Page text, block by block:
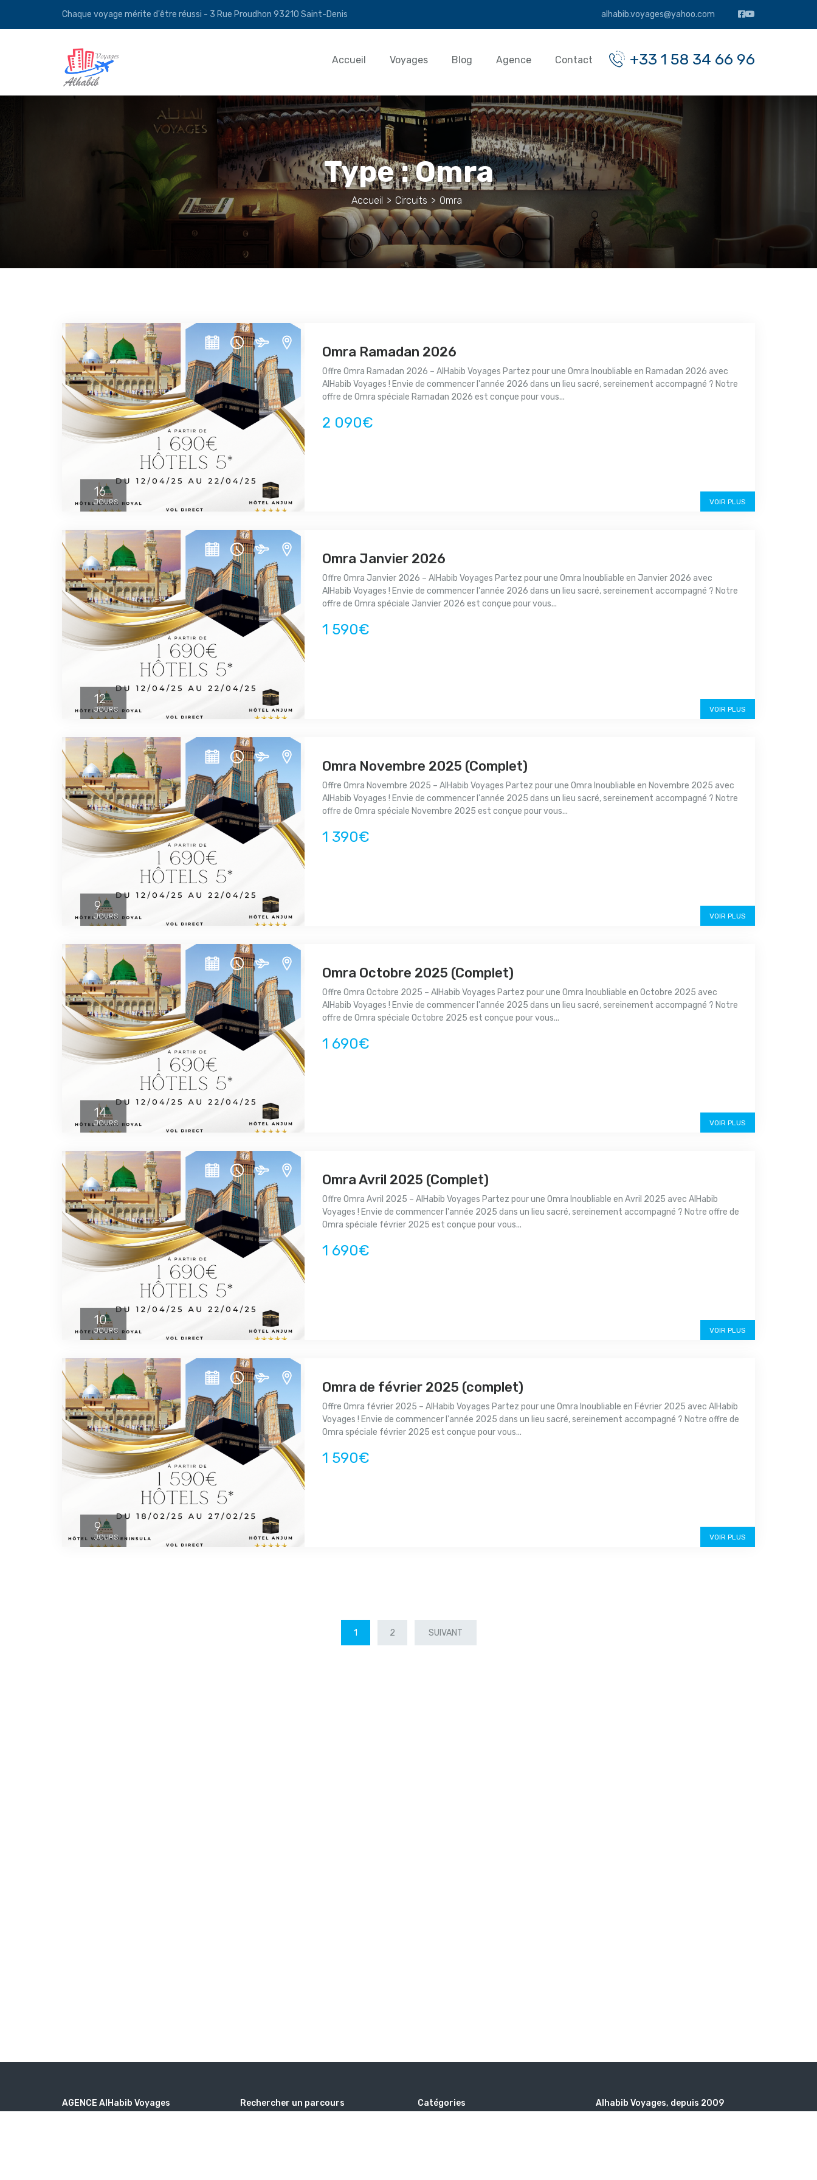
Chaque voyage mérite d'être réussi - 3 Rue Proudhon 93210 Saint-Denis alhabib.voyages@yahoo.com
+33 1 58 34 66 96
Accueil Voyages Blog Agence Contact
Type :Omra
Accueil > Circuits > Omra
16
JOURS
Omra Ramadan 2026
Offre Omra Ramadan 2026 – AlHabib Voyages Partez pour une Omra Inoubliable en Ramadan 2026 avec
AlHabib Voyages ! Envie de commencer l'année 2026 dans un lieu sacré, sereinement accompagné ? Notre
offre de Omra spéciale Ramadan 2026 est conçue pour vous...
2 090€
VOIR PLUS
12
JOURS
Omra Janvier 2026
Offre Omra Janvier 2026 – AlHabib Voyages Partez pour une Omra Inoubliable en Janvier 2026 avec
AlHabib Voyages ! Envie de commencer l'année 2026 dans un lieu sacré, sereinement accompagné ? Notre
offre de Omra spéciale Janvier 2026 est conçue pour vous...
1 590€
VOIR PLUS
9
JOURS
Omra Novembre 2025 (Complet)
Offre Omra Novembre 2025 – AlHabib Voyages Partez pour une Omra Inoubliable en Novembre 2025 avec
AlHabib Voyages ! Envie de commencer l'année 2025 dans un lieu sacré, sereinement accompagné ? Notre
offre de Omra spéciale Novembre 2025 est conçue pour vous...
1 390€
VOIR PLUS
14
JOURS
Omra Octobre 2025 (Complet)
Offre Omra Octobre 2025 – AlHabib Voyages Partez pour une Omra Inoubliable en Octobre 2025 avec
AlHabib Voyages ! Envie de commencer l'année 2025 dans un lieu sacré, sereinement accompagné ? Notre
offre de Omra spéciale Octobre 2025 est conçue pour vous...
1 690€
VOIR PLUS
10
JOURS
Omra Avril 2025 (Complet)
Offre Omra Avril 2025 – AlHabib Voyages Partez pour une Omra Inoubliable en Avril 2025 avec AlHabib
Voyages ! Envie de commencer l'année 2025 dans un lieu sacré, sereinement accompagné ? Notre offre de
Omra spéciale février 2025 est conçue pour vous...
1 690€
VOIR PLUS
9
JOURS
Omra de février 2025 (complet)
Offre Omra février 2025 – AlHabib Voyages Partez pour une Omra Inoubliable en Février 2025 avec AlHabib
Voyages ! Envie de commencer l'année 2025 dans un lieu sacré, sereinement accompagné ? Notre offre de
Omra spéciale février 2025 est conçue pour vous...
1 590€
VOIR PLUS
1 2 SUIVANT
AGENCE AlHabib Voyages Rechercher un parcours Catégories Alhabib Voyages, depuis 2009